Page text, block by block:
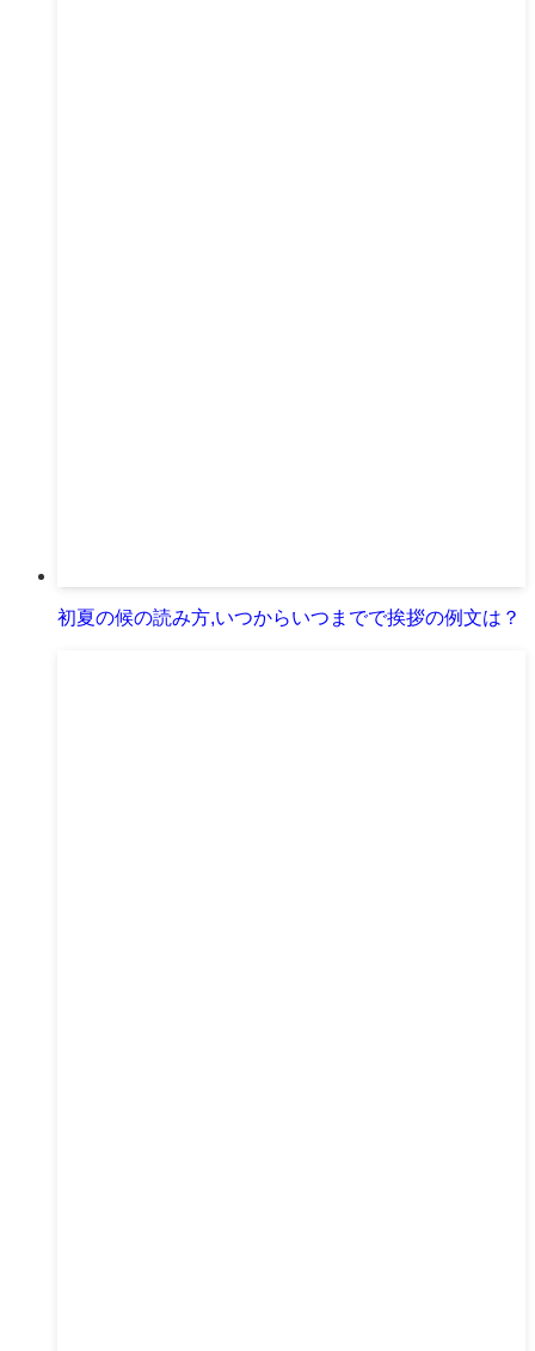
初夏の候の読み方,いつからいつまでで挨拶の例文は？